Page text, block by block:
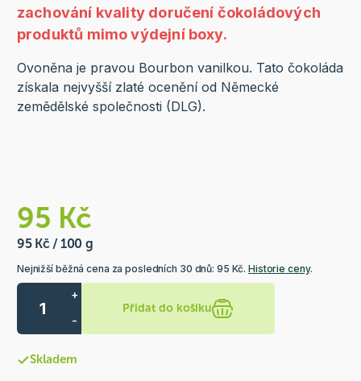
zachování kvality doručení čokoládových
produktů mimo výdejní boxy.
Ovoněna je pravou Bourbon vanilkou. Tato čokoláda
získala nejvyšší zlaté ocenění od Německé
zemědělské společnosti (DLG).
95 Kč
95 Kč / 100 g
Nejnižší běžná cena za posledních 30 dnů: 95 Kč.Historie ceny.
+
-
Přidat do košíku
Skladem